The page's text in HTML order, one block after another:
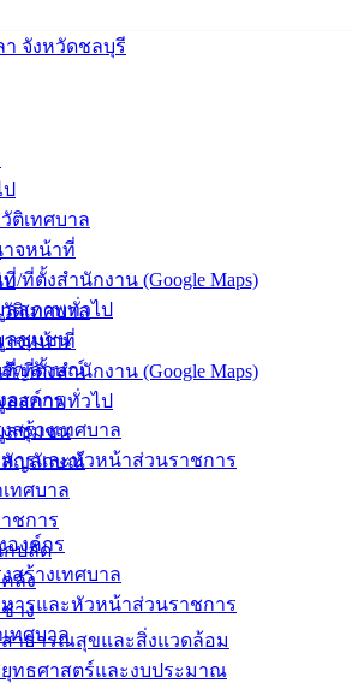
ติเทศบาล
จหน้าที่
/ที่ตั้งสำนักงาน (Google Maps)
สภาพทั่วไป
ลชุมชน
สัญลักษณ์
องค์กร
สร้างเทศบาล
ารและหัวหน้าส่วนราชการ
ทศบาล
ชการ
ปลัด
ลัง
าง
าธารณสุขและสิ่งแวดล้อม
ยุทธศาสตร์และงบประมาณ
ป
ติเทศบาล
จหน้าที่
/ที่ตั้งสำนักงาน (Google Maps)
สภาพทั่วไป
ลชุมชน
สัญลักษณ์
องค์กร
สร้างเทศบาล
ารและหัวหน้าส่วนราชการ
ทศบาล
ของที่ดินและสิ่งปลูกสร้าง (ภ.ด.ส.1)
นทรัพย์ของที่ดินและสิ่งปลูก
ประจำปี พ.ศ.2567
าคม 5, 2024